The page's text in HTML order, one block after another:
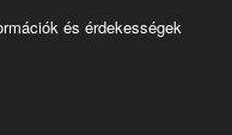
és érdekességek